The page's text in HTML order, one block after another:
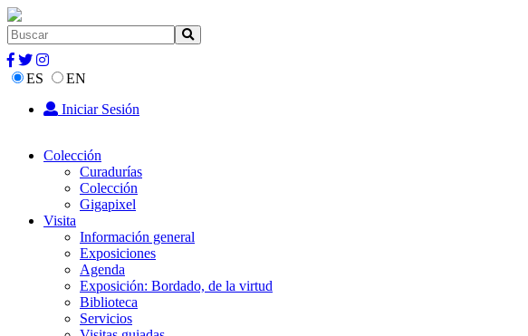
ES
EN
Iniciar Sesión
Colección
Curadurías
Colección
Gigapixel
Visita
Información general
Exposiciones
Agenda
Exposición: Bordado, de la virtud
Biblioteca
Servicios